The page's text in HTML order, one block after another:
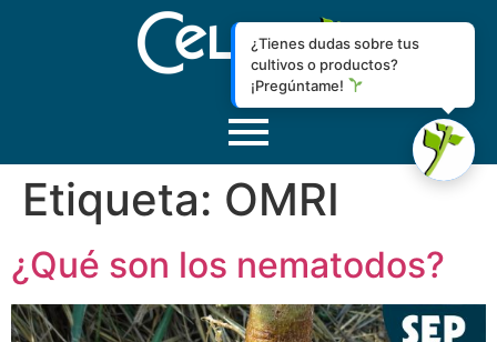
¿Tienes dudas sobre tus
cultivos o productos?
¡Pregúntame!
Etiqueta: OMRI
¿Qué son los nematodos?